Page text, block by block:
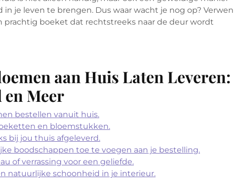
je leven te brengen. Dus waar wacht je nog op? Verwen
prachtig boeket dat rechtstreeks naar de deur wordt
aan Huis Laten Leveren:
en Meer
bestellen vanuit huis.
en bloemstukken.
bij jou thuis afgeleverd.
boodschappen toe te voegen aan je bestelling.
of verrassing voor een geliefde.
natuurlijke schoonheid in je interieur.